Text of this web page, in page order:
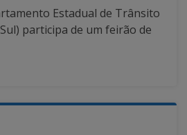
Estadual de Trânsito
participa de um feirão de